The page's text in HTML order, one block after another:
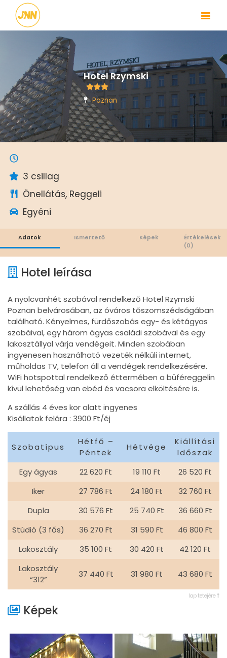
Hotel Rzymski
Poznan
3 csillag
Önellátás, Reggeli
Egyéni
Adatok Ismertető Képek
Értékelések
(0)
Hotel leírása
A nyolcvanhét szobával rendelkező Hotel Rzymski
Poznan belvárosában, az óváros tőszomszédságában
található. Kényelmes, fürdőszobás egy- és kétágyas
szobáival, egy három ágyas családi szobával és egy
lakosztállyal várja vendégeit. Minden szobában
ingyenesen használható vezeték nélküli internet,
műholdas TV, telefon áll a vendégek rendelkezésére.
WiFi hotspottal rendelkező éttermében a büféreggelin
kívül lehetőség van ebéd és vacsora elköltésére is.
A szállás 4 éves kor alatt ingyenes
Kisállatok felára : 3900 Ft/éj
Szobatípus
Hétfő –
Péntek
Hétvége
Kiállítási
Időszak
Egy ágyas
22 620 Ft 19 110 Ft
26 520 Ft
Iker
27 786 Ft 24 180 Ft
32 760 Ft
Dupla
30 576 Ft 25 740 Ft
36 660 Ft
Stúdió (3 fős)
36 270 Ft 31 590 Ft
46 800 Ft
Lakosztály
35 100 Ft 30 420 Ft
42 120 Ft
Lakosztály
“312”
37 440 Ft 31 980 Ft 43 680 Ft
lap tetejére
Képek